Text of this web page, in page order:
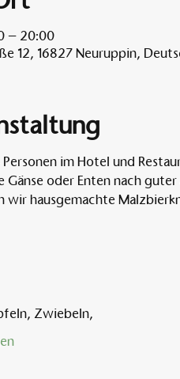
– 20:00
12, 16827 Neuruppin,
im Hotel und
Gänse oder Enten nach
wir hausgemachte
Zwiebeln,